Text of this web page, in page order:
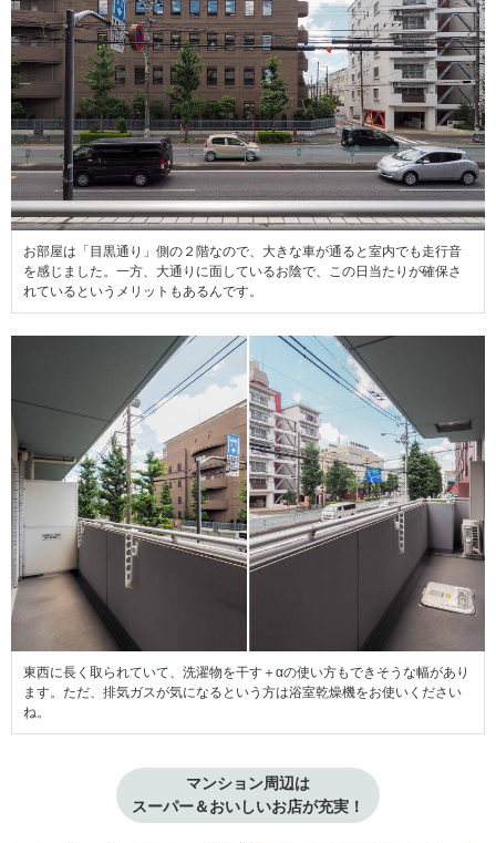
お部屋は「目黒通り」側の２階なので、大きな車が通ると室内でも走行音
を感じました。一方、大通りに面しているお陰で、この日当たりが確保さ
れているというメリットもあるんです。
東西に長く取られていて、洗濯物を干す＋αの使い方もできそうな幅があり
ます。ただ、排気ガスが気になるという方は浴室乾燥機をお使いください
ね。
マンション周辺は
スーパー＆おいしいお店が充実！